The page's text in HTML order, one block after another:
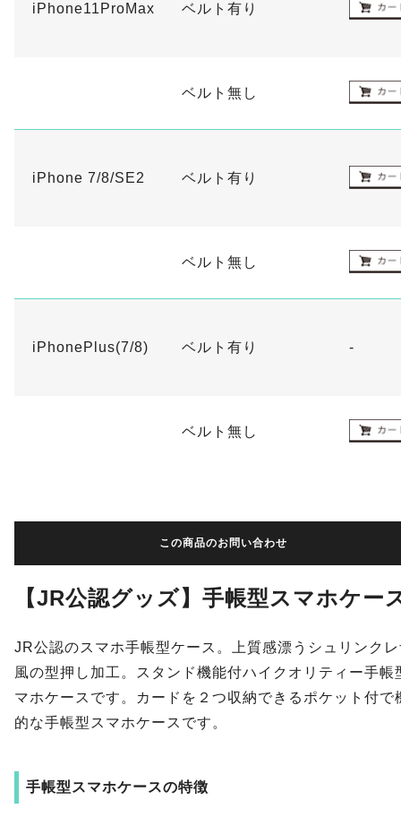
iPhone11ProMax ベルト有り
ベルト無し
iPhone 7/8/SE2 ベルト有り
ベルト無し
iPhonePlus(7/8) ベルト有り -
ベルト無し
この商品のお問い合わせ
【JR公認グッズ】手帳型スマホケー
JR公認のスマホ手帳型ケース。上質感漂うシュリンク
風の型押し加工。スタンド機能付ハイクオリティー手帳
マホケースです。カードを２つ収納できるポケット付で
的な手帳型スマホケースです。
手帳型スマホケースの特徴